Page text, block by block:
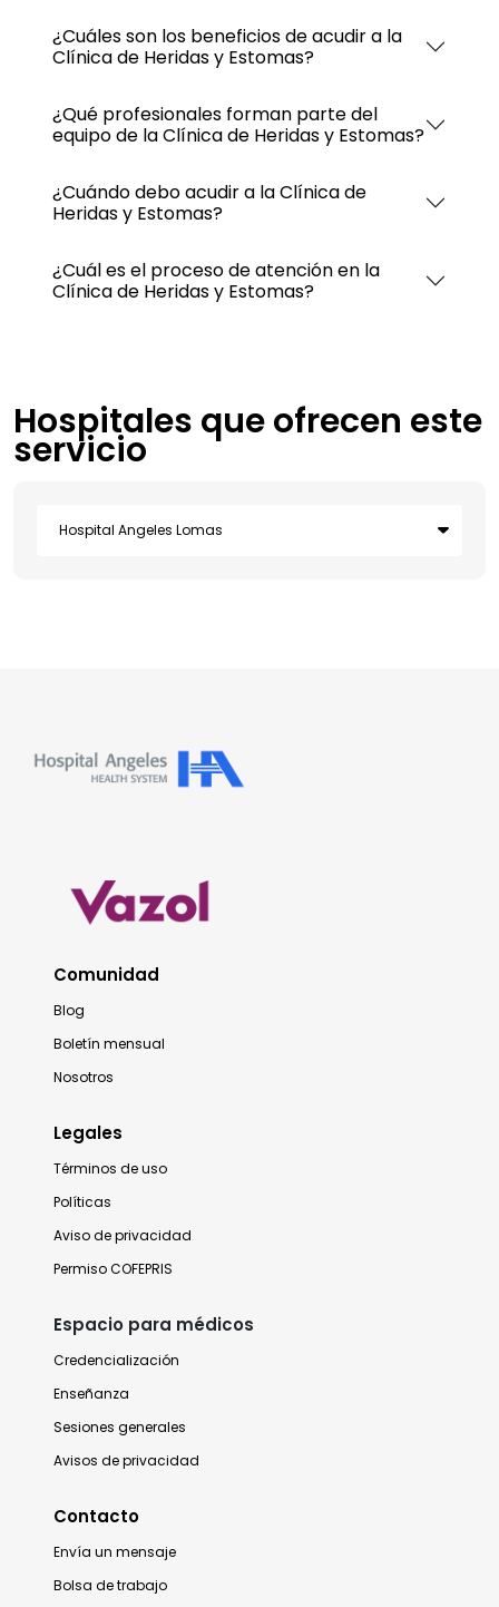
¿Cuáles son los beneficios de acudir a la
Clínica de Heridas y Estomas?
¿Qué profesionales forman parte del
equipo de la Clínica de Heridas y Estomas?
¿Cuándo debo acudir a la Clínica de
Heridas y Estomas?
¿Cuál es el proceso de atención en la
Clínica de Heridas y Estomas?
Hospitales que ofrecen este
servicio
Comunidad
Blog
Boletín mensual
Nosotros
Legales
Términos de uso
Políticas
Aviso de privacidad
Permiso COFEPRIS
Espacio para médicos
Credencialización
Enseñanza
Sesiones generales
Avisos de privacidad
Contacto
Envía un mensaje
Bolsa de trabajo